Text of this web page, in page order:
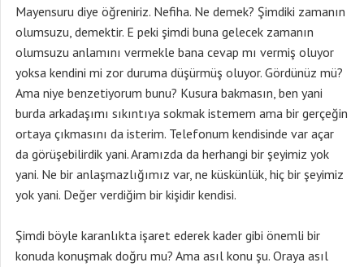
Mayensuru diye öğreniriz. Nefiha. Ne demek? Şimdiki zamanın
olumsuzu, demektir. E peki şimdi buna gelecek zamanın
olumsuzu anlamını vermekle bana cevap mı vermiş oluyor
yoksa kendini mi zor duruma düşürmüş oluyor. Gördünüz mü?
Ama niye benzetiyorum bunu? Kusura bakmasın, ben yani
burda arkadaşımı sıkıntıya sokmak istemem ama bir gerçeğin
ortaya çıkmasını da isterim. Telefonum kendisinde var açar
da görüşebilirdik yani. Aramızda da herhangi bir şeyimiz yok
yani. Ne bir anlaşmazlığımız var, ne küskünlük, hiç bir şeyimiz
yok yani. Değer verdiğim bir kişidir kendisi.
Şimdi böyle karanlıkta işaret ederek kader gibi önemli bir
konuda konuşmak doğru mu? Ama asıl konu şu. Oraya asıl